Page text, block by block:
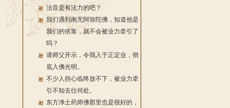
法音是有法力的吧？
我们遇到南无阿弥陀佛，知道他是
我们的依靠，就不会被业力牵引了
吗？
请师父开示，令我入于正定业，彻
底入佛光明。
不少人担心临终放不下，被业力牵
引不知去往何处。
东方净土药师佛那里也是很好的，